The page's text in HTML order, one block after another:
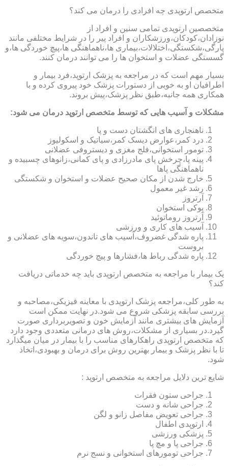
متخصص ارتوپدی چه افرادی را درمان می کند؟
متخصصین ارتوپدی تمامی سنین و افراد از
نوزادان،کودکان،ورزشکاران و افراد پیر را در شرایط مختلفی مانند
پارگی،شکستگی،اختلالات،بیماری ها،ناهماهنگی ها،پیچ خوردگی ها،و
گسستگی عضلات و استخوان ها را می توانند درمان کنند.
بسیار مهم است که در مراجعه به پزشک ارتوپد،فرد بیمار و
اطرافیان او به خوبی از دستورات پزشک خود پیروی کرده و با
همکاری همه جانبه،طبق نظر پزشک،پیش بروند.
مشکلات و آسیب هایی که توسط متخصص ارتوپد درمان می شود:
ناهنجاری های انگشتان دست و پا
درد کمر،عوارض دیسک کمر،سیاتیک و اسکولیوز
تومور استخوانی،فلج مغزی و دیستروفی عضلانی
پینه پا،چرخش پای مادرزادی و پای کمانی،زانوهای چسبیده و
ناهماهنگی پاها
خارج شدن از مکان صحیح عضلات و استخوان و شکستگی
رشد غیر معمول
آرتروز
پوکی استخوان
آرتروز روماتوئید
آسیب های کاری و ورزشی
پاره شدگی غضروف،آسیب های تاندون،سویه های عضلانی و
بروست
پاره شدگی رباط ها،فشارها و پیچ خوردگی
یک بیمار با مراجعه به متخصص ارتوپدی باید چه خدماتی دریافت
کند؟
به طور کلی،مراجعه پزشک ارتوپدی با معاینه فیزیکی،مصاحبه و
بررسی سابقه پزشکی شروع می شود.در نهایت ممکن است
آزمایش های بیشتری مانند آزمایش خون و تصویربرداری صورت
گیرد.در بسیاری از مشکلات،روش های درمانی متعددی وجود دارد
که متخصص ارتوپدی راهکارهای مناسب را با بیمار در میان میگذارد
تا با نظر پزشک و بیمار بهترین روش برای درمان و بهبودی،اتخاذ
شود.
شایع ترین دلایل مراجعه به متخصص ارتوپد :
جراحی ستون فقرات
جراحی شانه و دست
جراحی تعویض مفاصل زانو و لگن
ارتوپدی اطفال
پزشکی ورزشی
جراحی پا و مچ پا
جراحی تومورهای استخوانی و نسج نرم